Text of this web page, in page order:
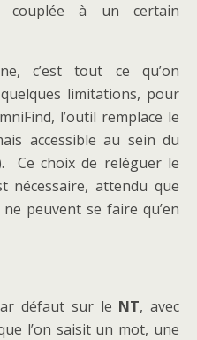
couplée à un certain
c’est tout ce qu’on
limitations, pour
l’outil remplace le
accessible au sein du
Ce choix de reléguer le
nécessaire, attendu que
peuvent se faire qu’en
défaut sur le NT, avec
l’on saisit un mot, une